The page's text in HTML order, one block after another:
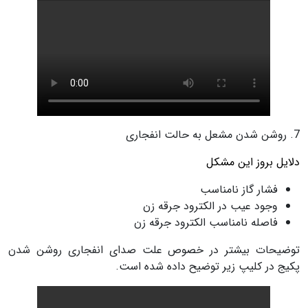
7. روشن شدن مشعل به حالت انفجاری
دلایل بروز این مشکل
فشار گاز نامناسب
وجود عیب در الکترود جرقه زن
فاصله نامناسب الکترود جرقه زن
توضیحات بیشتر در خصوص علت صدای انفجاری روشن شدن
پکیج در کلیپ زیر توضیح داده شده است.